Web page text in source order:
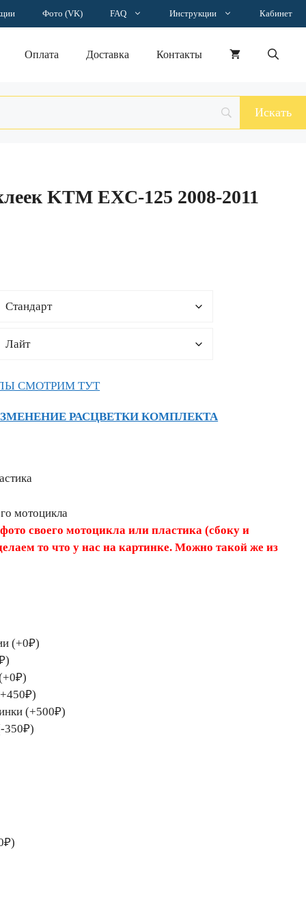
Фото (VK) FAQ Инструкции Кабинет
Оплата Доставка Контакты
KTM EXC-125 2008-2011
СМОТРИМ ТУТ
РАСЦВЕТКИ КОМПЛЕКТА
мотоцикла
своего мотоцикла или пластика (сбоку и
то что у нас на картинке. Можно такой же из
(+0₽)
(+500₽)
350₽)
15628 ₽